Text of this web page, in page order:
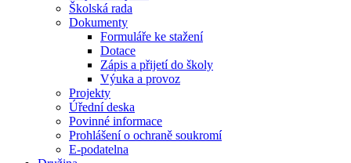
Školská rada
Dokumenty
Formuláře ke stažení
Dotace
Zápis a přijetí do školy
Výuka a provoz
Projekty
Úřední deska
Povinné informace
Prohlášení o ochraně soukromí
E-podatelna